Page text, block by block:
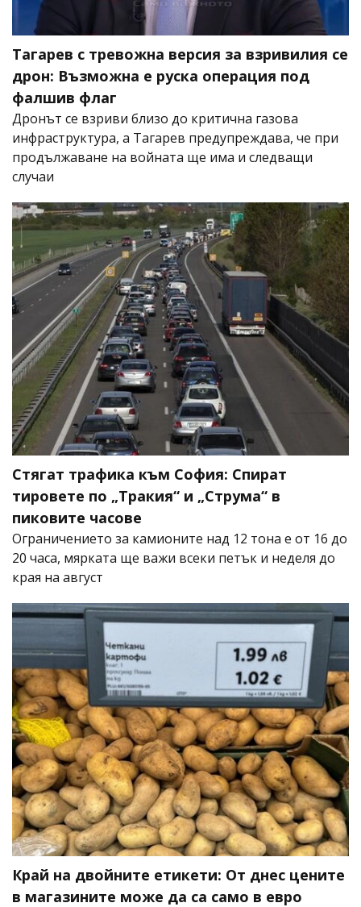
Тагарев с тревожна версия за взривилия се
дрон: Възможна е руска операция под
фалшив флаг
Дронът се взриви близо до критична газова
инфраструктура, а Тагарев предупреждава, че при
продължаване на войната ще има и следващи
случаи
Стягат трафика към София: Спират
тировете по „Тракия“ и „Струма“ в
пиковите часове
Ограничението за камионите над 12 тона е от 16 до
20 часа, мярката ще важи всеки петък и неделя до
края на август
Край на двойните етикети: От днес цените
в магазините може да са само в евро